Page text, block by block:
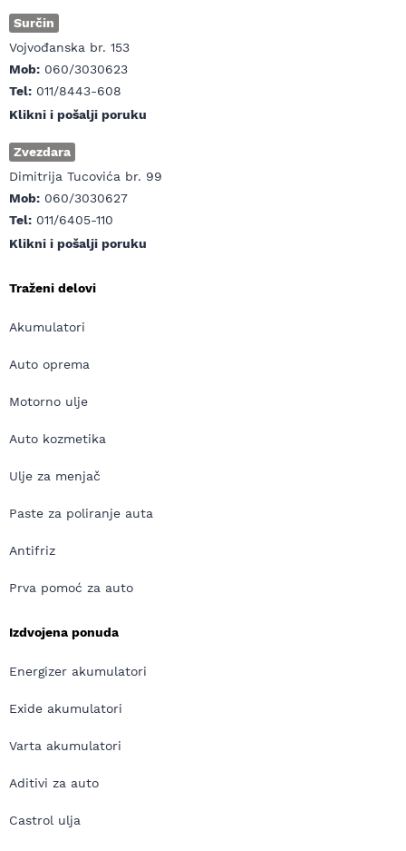
Surčin
Vojvođanska br. 153
Mob: 060/3030623
Tel: 011/8443-608
Klikni i pošalji poruku
Zvezdara
Dimitrija Tucovića br. 99
Mob: 060/3030627
Tel: 011/6405-110
Klikni i pošalji poruku
Traženi delovi
Akumulatori
Auto oprema
Motorno ulje
Auto kozmetika
Ulje za menjač
Paste za poliranje auta
Antifriz
Prva pomoć za auto
Izdvojena ponuda
Energizer akumulatori
Exide akumulatori
Varta akumulatori
Aditivi za auto
Castrol ulja